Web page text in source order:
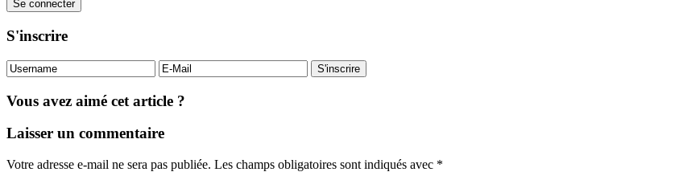
S'inscrire
Vous avez aimé cet article ?
Laisser un commentaire
Votre adresse e-mail ne sera pas publiée. Les champs obligatoires sont indiqués avec *